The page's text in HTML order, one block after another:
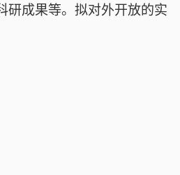
研成果等。拟对外开放的实